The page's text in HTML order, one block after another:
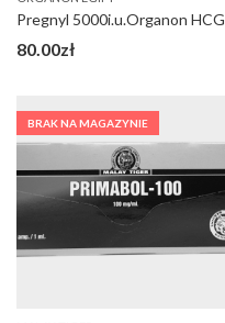
Pregnyl 5000i.u.Organon HCG
80.00zł
BRAK NA MAGAZYNIE